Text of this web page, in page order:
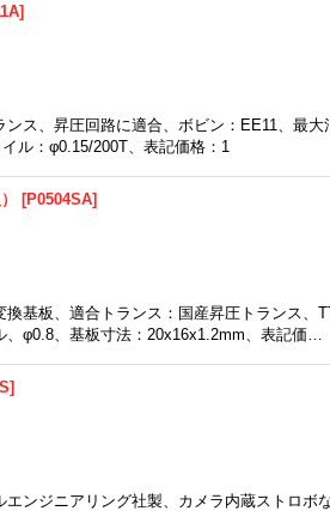
]
ス、昇圧回路に適合、ボビン：EE11、最大
ル：φ0.15/200T、表記価格：1
[P0504SA]
基板、適合トランス：国産昇圧トランス、
、φ0.8、基板寸法：20x16x1.2mm、表記価…
]
ンジニアリング社製、カメラ内蔵ストロボ